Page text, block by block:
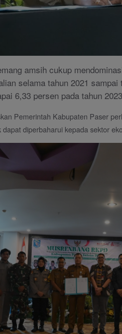
amsih cukup
selama tahun 2021
6,33 persen pada tahun
Pemerintah Kabupaten Paser
diperbaharui kepada sektor